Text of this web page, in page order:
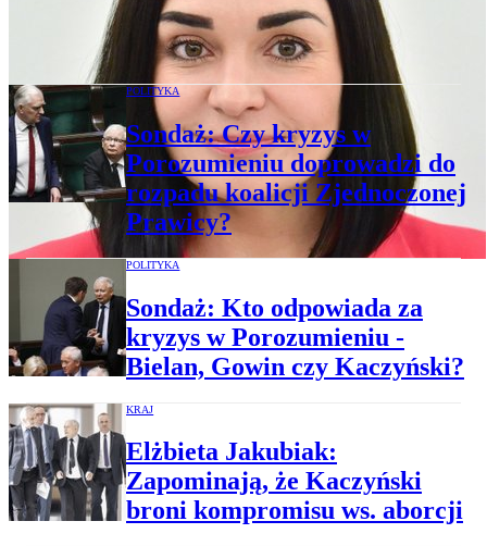
Rzeczniczka Porozumienia:
Wiceministrowie będą odwołani
POLITYKA
Sondaż: Czy kryzys w
Porozumieniu doprowadzi do
rozpadu koalicji Zjednoczonej
Prawicy?
POLITYKA
Sondaż: Kto odpowiada za
kryzys w Porozumieniu -
Bielan, Gowin czy Kaczyński?
KRAJ
Elżbieta Jakubiak:
Zapominają, że Kaczyński
broni kompromisu ws. aborcji